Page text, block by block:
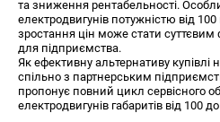
та зниження рентабельності.
електродвигунів потужністю від
зростання цін може стати
для підприємства.
Як ефективну альтернативу купівлі
спільно з партнерським
пропонує повний цикл сервісного
електродвигунів габаритів від 100